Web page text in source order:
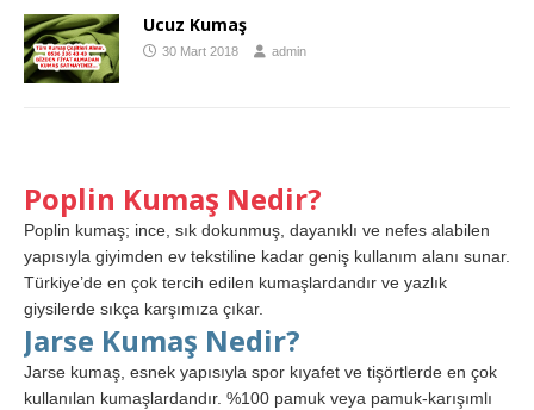
Ucuz Kumaş
30 Mart 2018 admin
Poplin Kumaş Nedir?
Poplin kumaş; ince, sık dokunmuş, dayanıklı ve nefes alabilen
yapısıyla giyimden ev tekstiline kadar geniş kullanım alanı sunar.
Türkiye’de en çok tercih edilen kumaşlardandır ve yazlık
giysilerde sıkça karşımıza çıkar.
Jarse Kumaş Nedir?
Jarse kumaş, esnek yapısıyla spor kıyafet ve tişörtlerde en çok
kullanılan kumaşlardandır. %100 pamuk veya pamuk-karışımlı